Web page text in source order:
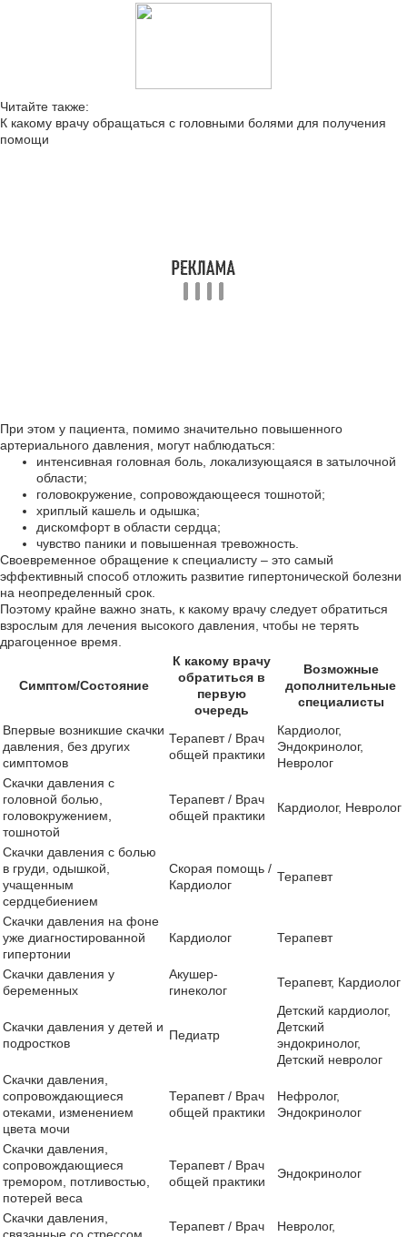
Читайте также:
К какому врачу обращаться с головными болями для получения
помощи
При этом у пациента, помимо значительно повышенного
артериального давления, могут наблюдаться:
интенсивная головная боль, локализующаяся в затылочной
области;
головокружение, сопровождающееся тошнотой;
хриплый кашель и одышка;
дискомфорт в области сердца;
чувство паники и повышенная тревожность.
Своевременное обращение к специалисту – это самый
эффективный способ отложить развитие гипертонической болезни
на неопределенный срок.
Поэтому крайне важно знать, к какому врачу следует обратиться
взрослым для лечения высокого давления, чтобы не терять
драгоценное время.
Симптом/Состояние
К какому врачу
обратиться в
первую
очередь
Возможные
дополнительные
специалисты
Впервые возникшие скачки
давления, без других
симптомов
Терапевт / Врач
общей практики
Кардиолог,
Эндокринолог,
Невролог
Скачки давления с
головной болью,
головокружением,
тошнотой
Терапевт / Врач
общей практики
Кардиолог, Невролог
Скачки давления с болью
в груди, одышкой,
учащенным
сердцебиением
Скорая помощь /
Кардиолог
Терапевт
Скачки давления на фоне
уже диагностированной
гипертонии
Кардиолог Терапевт
Скачки давления у
беременных
Акушер-
гинеколог
Терапевт, Кардиолог
Скачки давления у детей и
подростков
Педиатр
Детский кардиолог,
Детский
эндокринолог,
Детский невролог
Скачки давления,
сопровождающиеся
отеками, изменением
цвета мочи
Терапевт / Врач
общей практики
Нефролог,
Эндокринолог
Скачки давления,
сопровождающиеся
тремором, потливостью,
потерей веса
Терапевт / Врач
общей практики
Эндокринолог
Скачки давления,
Терапевт / Врач
Невролог,